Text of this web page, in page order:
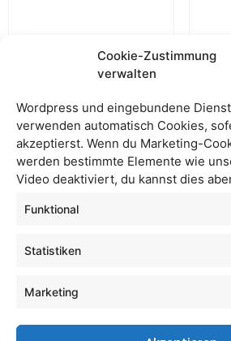
Cookie-Zustimmung
verwalten
Wordpress und eingebundene
verwenden automatisch Cookies,
akzeptierst. Wenn du Marketing-
werden bestimmte Elemente wie
Video deaktiviert, du kannst dies
Funktional
Statistiken
Marketing
Akazienhonig 1kg